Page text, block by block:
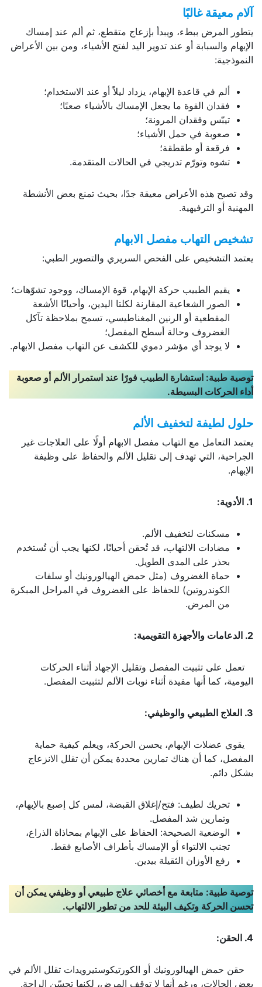
آلام معيقة غالبًا
يتطور المرض ببطء، ويبدأ بإزعاج متقطع، ثم ألم عند إمساك
الإبهام والسبابة أو عند تدوير اليد لفتح الأشياء، ومن بين الأعراض
النموذجية:
ألم في قاعدة الإبهام، يزداد ليلاً أو عند الاستخدام؛
فقدان القوة ما يجعل الإمساك بالأشياء صعبًا؛
تيبّس وفقدان المرونة؛
صعوبة في حمل الأشياء؛
فرقعة أو طقطقة؛
تشوه وتورّم تدريجي في الحالات المتقدمة.
وقد تصبح هذه الأعراض معيقة جدًا، بحيث تمنع بعض الأنشطة
المهنية أو الترفيهية.
تشخيص التهاب مفصل الابهام
يعتمد التشخيص على الفحص السريري والتصوير الطبي:
يقيم الطبيب حركة الإبهام، قوة الإمساك، ووجود تشوّهات؛
الصور الشعاعية المقارنة لكلتا اليدين، وأحيانًا الأشعة
المقطعية أو الرنين المغناطيسي، تسمح بملاحظة تآكل
الغضروف وحالة أسطح المفصل؛
لا يوجد أي مؤشر دموي للكشف عن التهاب مفصل الابهام.
توصية طبية: استشارة الطبيب فورًا عند استمرار الألم أو صعوبة
أداء الحركات البسيطة.
حلول لطيفة لتخفيف الألم
يعتمد التعامل مع التهاب مفصل الابهام أولًا على العلاجات غير
الجراحية، التي تهدف إلى تقليل الألم والحفاظ على وظيفة
الإبهام.
1. الأدوية:
مسكنات لتخفيف الألم.
مضادات الالتهاب، قد تُحقن أحيانًا، لكنها يجب أن تُستخدم
بحذر على المدى الطويل.
حماة الغضروف (مثل حمض الهيالورونيك أو سلفات
الكوندروتين) للحفاظ على الغضروف في المراحل المبكرة
من المرض.
2. الدعامات والأجهزة التقويمية:
تعمل على تثبيت المفصل وتقليل الإجهاد أثناء الحركات
اليومية، كما أنها مفيدة أثناء نوبات الألم لتثبيت المفصل.
3. العلاج الطبيعي والوظيفي:
يقوي عضلات الإبهام، يحسن الحركة، ويعلم كيفية حماية
المفصل، كما أن هناك تمارين محددة يمكن أن تقلل الانزعاج
بشكل دائم.
تحريك لطيف: فتح/إغلاق القبضة، لمس كل إصبع بالإبهام،
وتمارين شد المفصل.
الوضعية الصحيحة: الحفاظ على الإبهام بمحاذاة الذراع،
تجنب الالتواء أو الإمساك بأطراف الأصابع فقط.
رفع الأوزان الثقيلة بيدين.
توصية طبية: متابعة مع أخصائي علاج طبيعي أو وظيفي يمكن أن
تحسن الحركة وتكيف البيئة للحد من تطور الالتهاب.
4. الحقن:
حقن حمض الهيالورونيك أو الكورتيكوستيرويدات تقلل الألم في
بعض الحالات، ورغم أنها لا توقف المرض، لكنها تحسّن الراحة.